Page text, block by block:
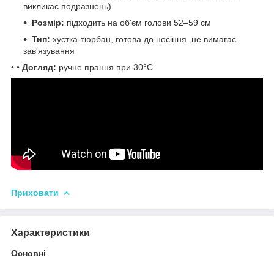
викликає подразнень)
Розмір: підходить на об'єм голови 52–59 см
Тип: хустка-тюрбан, готова до носіння, не вимагає
зав'язування
• • Догляд: ручне прання при 30°C
Приховати
Характеристики
Основні